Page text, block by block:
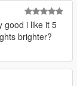
good i like it 5
brighter?